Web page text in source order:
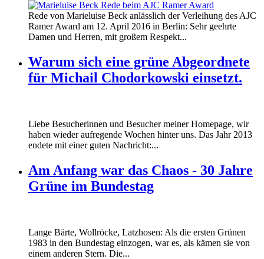
160412_ramer_award.jpg
160412_ramer_award.jpg
Rede von Marieluise Beck anlässlich der Verleihung des AJC
Ramer Award am 12. April 2016 in Berlin: Sehr geehrte
Damen und Herren, mit großem Respekt...
Warum sich eine grüne Abgeordnete
für Michail Chodorkowski einsetzt.
Liebe Besucherinnen und Besucher meiner Homepage, wir
haben wieder aufregende Wochen hinter uns. Das Jahr 2013
endete mit einer guten Nachricht:...
Am Anfang war das Chaos - 30 Jahre
Grüne im Bundestag
Lange Bärte, Wollröcke, Latzhosen: Als die ersten Grünen
1983 in den Bundestag einzogen, war es, als kämen sie von
einem anderen Stern. Die...